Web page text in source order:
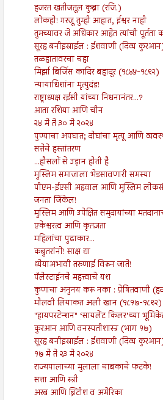
हजरत खतीजतूल कुब्रा (रजि.)
लोकहो! गरजू तुम्ही आहात, ईश्वर नाही
तुमच्यावर जे अधिकार आहेत त्यांची पूर्तता
सूरह बनीइस्राईल : ईशवाणी (दिव्य
तळहातावरचा चहा
मिर्झा बिर्जिस कादिर बहादूर (१८४५-१८९२)
न्यायाधिशांना मृत्युदंड!
राष्ट्राध्यक्ष रईसी यांच्या निधनानंतर...?
आता रशिया आणि चीन
२४ मे ते ३० मे २०२४
पुण्याचा अपघात; दोघांचा मृत्यू आणि
सत्तेचे हस्तांतरण
...हौसलों से उड़ान होती है
मुस्लिम समाजाला भेडसावणारी समस्या
पीएम-ईएसी अहवाल आणि मुस्लिम
जनता जिंकेल!
मुस्लिम आणि उपेक्षित समुदायांच्या
एकेश्वरत्व आणि कृतज्ञता
महिलांचा पुढाकार...
कबुतरांनो! साक्ष द्या
ध्येयाअभावी तरुणाई विरून जाते!
पॅलेस्टाईनचे महत्त्वाचे यश
कुणाचा अनुनय करू नका : प्रेषितवाणी
मौलवी लियाकत अली खान (१८१७-१८९२)
"हायपरटेन्शन" ‘सायलेंट किलर’च्या
कुरआन आणि वनस्पतीशास्त्र (भाग १७)
सूरह बनीइस्राईल : ईशवाणी (दिव्य
१७ मे ते २३ मे २०२४
राज्यपालाच्या मुलाला चाबकाचे फटके!
सत्ता आणि स्त्री
अरब आणि ब्रिटीश व अमेरिका